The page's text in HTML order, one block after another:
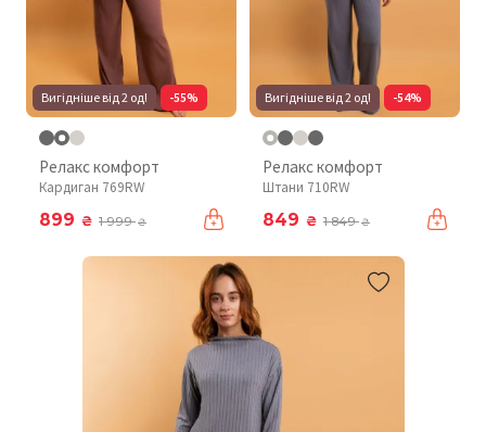
Вигідніше від 2 од! -55%
Релакс комфорт
Кардиган 769RW
899 ₴ 1 999₴
Вигідніше від 2 од! -54%
Релакс комфорт
Штани 710RW
849 ₴ 1 849₴